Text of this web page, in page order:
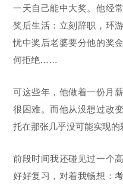
一天自己能中大奖。他经
奖后生活：立刻辞职，环
忧中奖后老婆要分他的奖
何拒绝……
可这些年，他做着一份月
很困难。而他从没想过改
托在那张几乎没可能实现的
前段时间我还碰见过一个
好好复习，对着我畅想：